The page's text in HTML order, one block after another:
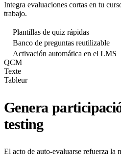
Integra evaluaciones cortas en tu
trabajo.
Plantillas de quiz rápidas
Banco de preguntas reutilizable
Activación automática en el LMS
QCM
Texte
Tableur
Genera
testing
El acto de auto-evaluarse refuerza la